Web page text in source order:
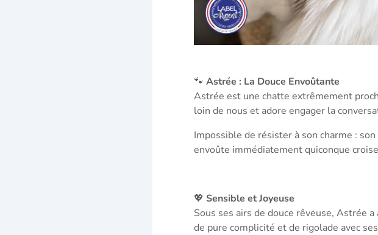
🐾 Astrée : La Douce Envoûtante
Astrée est une chatte extrêmement
loin de nous et adore engager la
Impossible de résister à son charme :
envoûte immédiatement quiconque
💖 Sensible et Joyeuse
Sous ses airs de douce rêveuse, Astrée
de pure complicité et de rigolade avec